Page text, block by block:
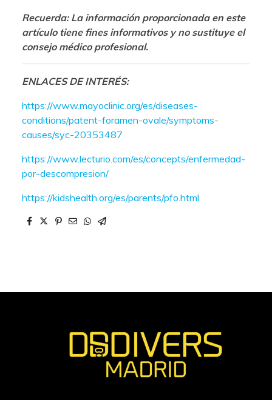
Recuerda: La información proporcionada en este
artículo tiene fines informativos y no sustituye el
consejo médico profesional.
ENLACES DE INTERÉS:
https://www.mayoclinic.org/es/diseases-
conditions/patent-foramen-ovale/symptoms-
causes/syc-20353487
https://www.lecturio.com/es/concepts/enfermedad-
por-descompresion/
https://kidshealth.org/es/parents/pfo.html